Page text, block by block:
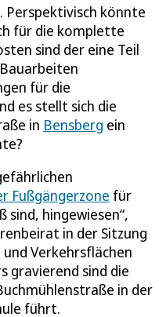
Perspektivisch könnte
für die komplette
sind der eine Teil
für die
es stellt sich die
in Bensberg ein
Fußgängerzone für
sind, hingewiesen“,
in der Sitzung
Verkehrsflächen
gravierend sind die
in der
führt.